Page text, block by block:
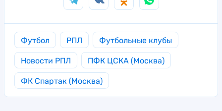
Футбол РПЛ Футбольные клубы
Новости РПЛ ПФК ЦСКА (Москва)
ФК Спартак (Москва)